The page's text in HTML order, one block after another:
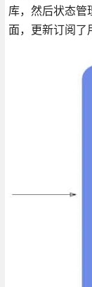
库，然后状态管
面，更新订阅了